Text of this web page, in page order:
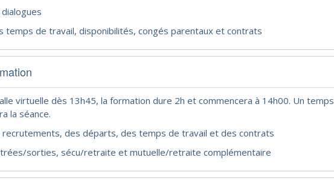
temps de travail, disponibilités, congés parentaux et contrats
virtuelle dès 13h45, la formation dure 2h et commencera à 14h00. Un temps
la séance.
recrutements, des départs, des temps de travail et des contrats
sorties, sécu/retraite et mutuelle/retraite complémentaire